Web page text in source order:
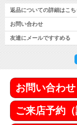
返品についての詳細はこち
お問い合わせ
友達にメールですすめる
お問い合わせ
ご来店予約（